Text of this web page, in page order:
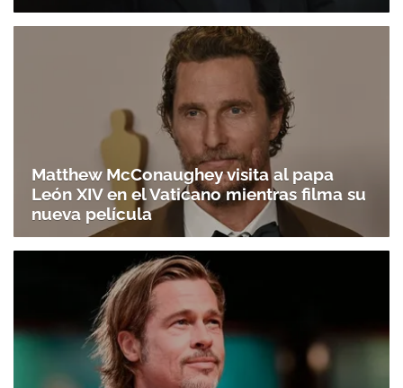
Matthew McConaughey visita al papa
León XIV en el Vaticano mientras filma su
nueva película